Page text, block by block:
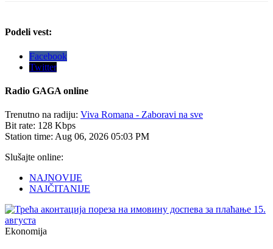
Podeli vest:
Facebook
Twitter
Radio GAGA online
Trenutno na radiju: Viva Romana - Zaboravi na sve
Bit rate: 128 Kbps
Station time: Aug 06, 2026 05:03 PM
Slušajte online:
NAJNOVIJE
NAJČITANIJE
Ekonomija